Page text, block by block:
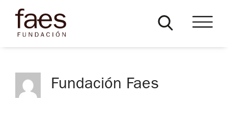
Fundación Faes